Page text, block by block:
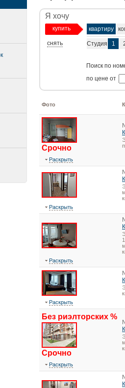
Я хочу
купить
снять
квартиру
Студия 1
Поиск по
по цене от
Фото
Срочно
Раскрыть
Раскрыть
Раскрыть
Раскрыть
Без риэлторских %
Срочно
Раскрыть